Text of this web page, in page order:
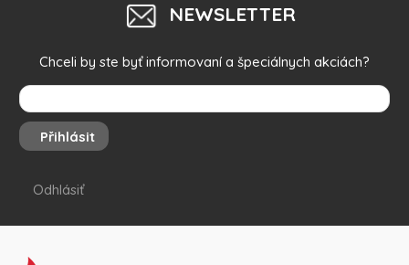
NEWSLETTER
Chceli by ste byť informovaní a špeciálnych akciách?
Přihlásit
Odhlásiť